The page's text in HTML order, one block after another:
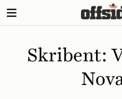
Skip
Skribent: